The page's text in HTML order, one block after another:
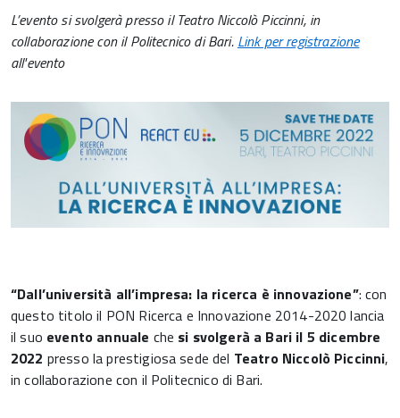
L’evento si svolgerà presso il Teatro Niccolò Piccinni, in
collaborazione con il Politecnico di Bari. Link per registrazione
all'evento
“Dall’università all’impresa: la ricerca è innovazione”: con
questo titolo il PON Ricerca e Innovazione 2014-2020 lancia
il suo evento annuale che si svolgerà a Bari il 5 dicembre
2022 presso la prestigiosa sede del Teatro Niccolò Piccinni,
in collaborazione con il Politecnico di Bari.